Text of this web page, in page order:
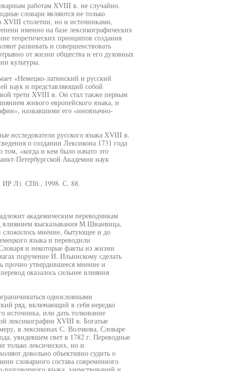
работам XVIII в. не случайно.
словари являются не только
XVIII столетии, но и источниками,
именно на базе лексикографических
теоретических принципов создания
развивать и совершенствовать
от жизни общества и его духовных
культуры.
«Немецко-латинский и русский
наук и представляющий собой
трети XVIII в. Он стал также первым
живого европейского языка, и
назвавшими его «иноязычно-
исследователи русского языка XVIII в.
о создании Лексикона 1731 года
«когда и кем было начато это
Петербургской Академии наук
ИР Л). СПб., 1998. С. 88.
академическим переводчикам
высказывания М.Шванвица,
сложилось мнение, бытующее и до
языка и переводили
и некоторые факты из жизни
поручение И. Ильинскому сделать
прочно утвердившееся мнение и
оказалось сильнее влияния
однословными
ряд, включающий в себя нередко
источника, или дать толкование
лексикографии XVIII в. Богатые
в лексиконах С. Волчкова, Словаре
увидевшем свет в 1782 г. Переводные
только лексических, но и
довольно объективно судить о
словарного состава современного